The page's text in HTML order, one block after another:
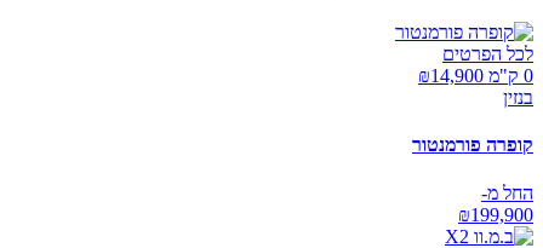
לכל הפרטים
0 ק"מ ₪
14,900
בנזין
קופרה פורמנטור
החל מ-
₪199,900